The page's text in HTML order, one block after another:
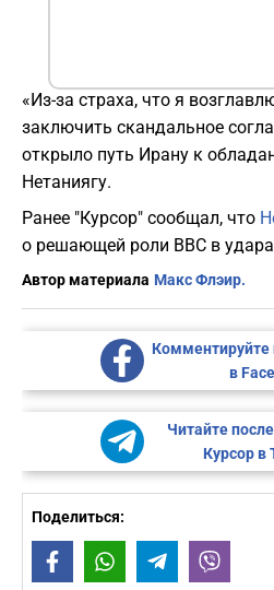
«Из-за страха, что я
заключить скандальное
открыло путь Ирану к
Нетаниягу.
Ранее "Курсор" сообщал, что
о решающей роли ВВС в
Автор материала Макс Флэир.
Комментируйте
в
Читайте
Курсор в
Поделиться:
FacebookWhatsAppTelegram